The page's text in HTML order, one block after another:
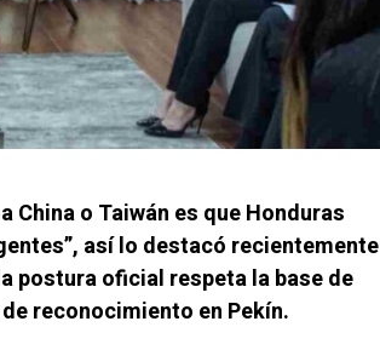
o Taiwán es que Honduras
así lo destacó recientemente
postura oficial respeta la base de
reconocimiento en Pekín.